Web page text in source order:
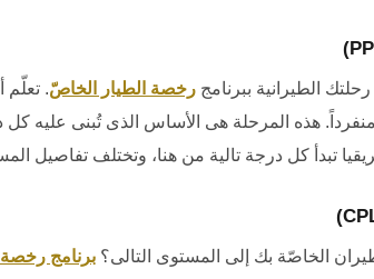
الطيرانية ببرنامج رخصة الطيار الخاصّ. تعلّم
منفرداً. هذه المرحلة هى الأساس الذى تُبنى
تبدأ كل درجة تالية من هنا، وتختلف تفاصيل
الخاصّة بك إلى المستوى التالى؟ برنامج رخصة